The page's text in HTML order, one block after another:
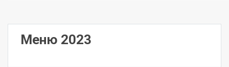
Меню 2023